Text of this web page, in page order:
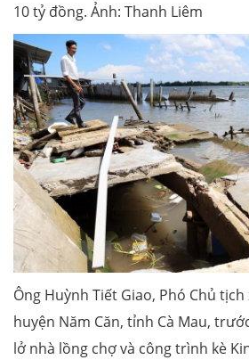
10 tỷ đồng. Ảnh: Thanh Liêm
Ông Huỳnh Tiết Giao, Phó Chủ tịch
huyện Năm Căn, tỉnh Cà Mau,
lở nhà lồng chợ và công trình kè